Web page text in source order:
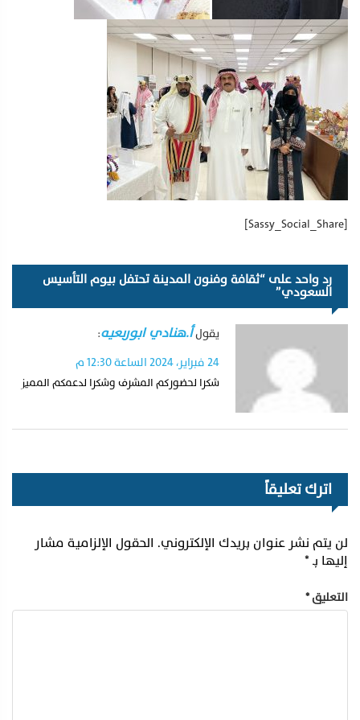
[Sassy_Social_Share]
رد واحد على “ثقافة وفنون المدينة تحتفل بيوم التأسيس
السعودي”
يقولأ.هنادي ابوربعيه:
24 فبراير، 2024 الساعة 12:30 م
شكرا لحضوركم المشرف وشكرا لدعمكم المميز
اترك تعليقاً
لن يتم نشر عنوان بريدك الإلكتروني. الحقول الإلزامية مشار
إليها بـ*
التعليق*